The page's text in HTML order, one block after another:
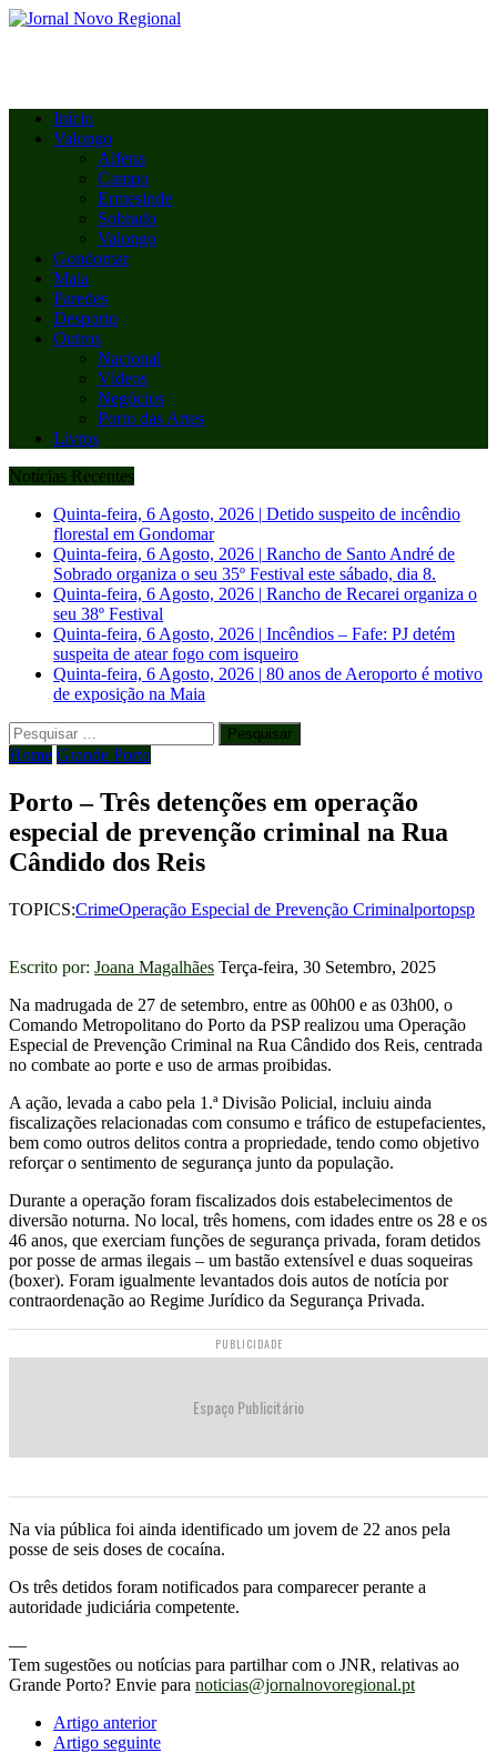
Início
Valongo
Alfena
Campo
Ermesinde
Sobrado
Valongo
Gondomar
Maia
Paredes
Desporto
Outros
Nacional
Vídeos
Negócios
Porto das Artes
Livros
Notícias Recentes
Quinta-feira, 6 Agosto, 2026 | Detido suspeito de incêndio
florestal em Gondomar
Quinta-feira, 6 Agosto, 2026 | Rancho de Santo André de
Sobrado organiza o seu 35º Festival este sábado, dia 8.
Quinta-feira, 6 Agosto, 2026 | Rancho de Recarei organiza o
seu 38º Festival
Quinta-feira, 6 Agosto, 2026 | Incêndios – Fafe: PJ detém
suspeita de atear fogo com isqueiro
Quinta-feira, 6 Agosto, 2026 | 80 anos de Aeroporto é motivo
de exposição na Maia
Pesquisar
por:
Home Grande Porto
Porto – Três detenções em operação
especial de prevenção criminal na Rua
Cândido dos Reis
TOPICS:CrimeOperação Especial de Prevenção Criminalportopsp
Escrito por: Joana Magalhães Terça-feira, 30 Setembro, 2025
Na madrugada de 27 de setembro, entre as 00h00 e as 03h00, o
Comando Metropolitano do Porto da PSP realizou uma Operação
Especial de Prevenção Criminal na Rua Cândido dos Reis, centrada
no combate ao porte e uso de armas proibidas.
A ação, levada a cabo pela 1.ª Divisão Policial, incluiu ainda
fiscalizações relacionadas com consumo e tráfico de estupefacientes,
bem como outros delitos contra a propriedade, tendo como objetivo
reforçar o sentimento de segurança junto da população.
Durante a operação foram fiscalizados dois estabelecimentos de
diversão noturna. No local, três homens, com idades entre os 28 e os
46 anos, que exerciam funções de segurança privada, foram detidos
por posse de armas ilegais – um bastão extensível e duas soqueiras
(boxer). Foram igualmente levantados dois autos de notícia por
contraordenação ao Regime Jurídico da Segurança Privada.
PUBLICIDADE
Espaço Publicitário
Na via pública foi ainda identificado um jovem de 22 anos pela
posse de seis doses de cocaína.
Os três detidos foram notificados para comparecer perante a
autoridade judiciária competente.
—
Tem sugestões ou notícias para partilhar com o JNR, relativas ao
Grande Porto? Envie para noticias@jornalnovoregional.pt
Artigo anterior
Artigo seguinte